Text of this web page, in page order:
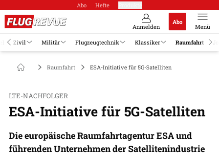
Abo Hefte
Anmelden
Abo
Menü
Zivil Militär Flugzeugtechnik Klassiker Raumfahrt
Raumfahrt ESA-Initiative für 5G-Satelliten
LTE-NACHFOLGER
ESA-Initiative für 5G-Satelliten
Die europäische Raumfahrtagentur ESA und
führenden Unternehmen der Satellitenindustrie